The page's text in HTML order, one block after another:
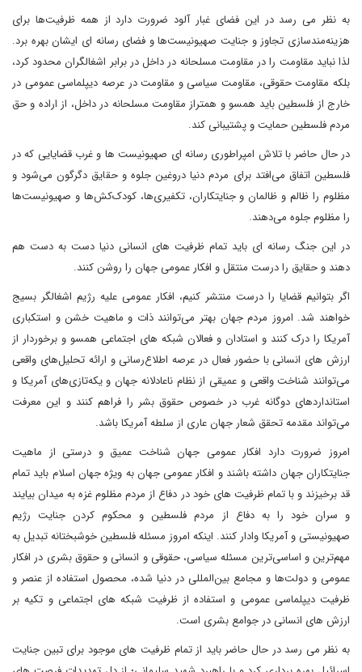
به نظر می رسد در این فضای غبار آلود ضرورت دارد از همه ظرفیت‌ها برای
هزینه‌مندسازی تجاوز و جنایت صهیونیست‌ها و فضای رسانه ای ایشان بهره برد.
لذا نباید مقاومت را در مقاومت مسلحانه در داخل در برابر اشغالگران محدود کرد،
بلکه مقاومت حقوقی، مقاومت سیاسی و مقاومت در عرصه دیپلماسی عمومی در
خارج از فلسطین باید همسو و همتراز مقاومت مسلحانه در داخل، از اراده و حق
مردم فلسطین حمایت و پشتیبانی کند.
در حال حاضر با تلاش امپراطوری رسانه ای صهیونیست ها و غرب قضایایی که در
فلسطین اتفاق می‌افتد برای مردم دنیا دروغین جلوه و حقایق دگرگون می‌شود و
مظلوم را ظالم و ظالمان و جنایتکاران، تکفیری‌ها، کودک‌کش‌ها و صهیونیست‌ها
را مظلوم جلوه می‌دهند.
در این جنگ رسانه ای باید تمام ظرفیت های انسانی دنیا دست به دست هم
دهند و حقایق را درست منتقل و افکار عمومی جهان را روشن کنند.
اگر بتوانیم قضایا را درست منتشر کنیم، افکار عمومی علیه رژیم اشغالگر بسیج
خواهند شد. امروز مردم جهان بهتر می‌توانند ذات و ماهیت خشن و استکباری
آمریکا را درک کنند و استادان و فعالان شبکه های اجتماعی همسو و برخوردار از
ارزش های انسانی با حضور فعال در عرصه اطلاع‌رسانی و ارائه تحلیل‌های واقعی
می‌توانند شناخت واقعی و عمیقی از نظام ناعادلانه جهان و یکه‌تازی‌های آمریکا و
استاندارد‌های دوگانه غرب در خصوص حقوق بشر را فراهم کنند و این معرفت
می‌تواند مقدمه تحقق شعار جهان عاری از سلطه آمریکا باشد.
امروز ضرورت دارد افکار عمومی جهان شناخت عمیق و درستی از ماهیت
جنایتکاران جهان داشته باشند و افکار عمومی جهان به ویژه جهان اسلام باید تمام
قد برخیزند و با تمام ظرفیت های خود در دفاع از مردم مظلوم غزه به میدان بیایند
و سران خود را به دفاع از مردم فلسطین و محکوم کردن جنایت رژیم
صهیونیستی و آمریکا وادار کنند. اینکه امروز مسئله فلسطین خوشبختانه تبدیل به
مهم‌ترین و اساسی‌ترین مسئله سیاسی، حقوقی و انسانی و حقوق بشری در افکار
عمومی و دولت‌ها و مجامع بین‌المللی در دنیا شده، محصول استفاده از عنصر و
ظرفیت دیپلماسی عمومی و استفاده از ظرفیت شبکه های اجتماعی و تکیه بر
ارزش های انسانی در جوامع بشری است.
به نظر می رسد در حال حاضر باید از تمام ظرفیت های موجود برای تبین جنایت